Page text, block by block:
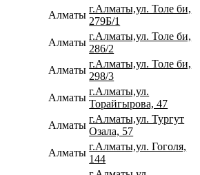
Алматы
г.Алматы,ул. Толе би,
279Б/1
Алматы
г.Алматы,ул. Толе би,
286/2
Алматы
г.Алматы,ул. Толе би,
298/3
Алматы
г.Алматы,ул.
Торайгырова, 47
Алматы
г.Алматы,ул. Тургут
Озала, 57
Алматы
г.Алматы,ул. Гоголя,
144